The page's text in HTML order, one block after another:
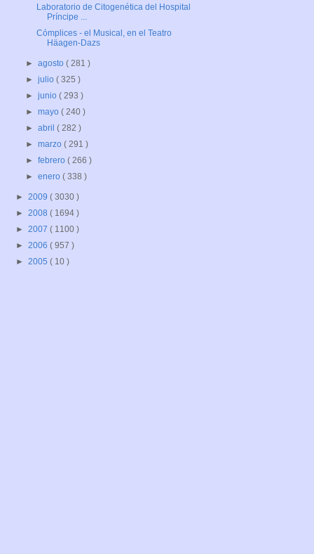
Laboratorio de Citogenética del Hospital
Príncipe ...
Cómplices - el Musical, en el Teatro
Häagen-Dazs
►agosto( 281 )
►julio( 325 )
►junio( 293 )
►mayo( 240 )
►abril( 282 )
►marzo( 291 )
►febrero( 266 )
►enero( 338 )
► 2009 ( 3030 )
► 2008 ( 1694 )
► 2007 ( 1100 )
► 2006 ( 957 )
► 2005 ( 10 )